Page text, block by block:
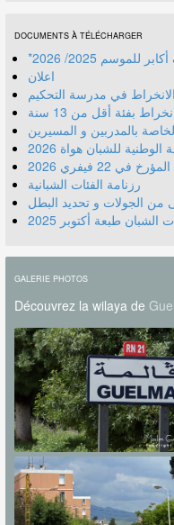
DOCUMENTS À TÉLÉCHARGER
2025/ 2026
اعلان
في مدرسة التحكيم
بفئة أقل من 13 سنة
بالمدربين و المسيرين
رزنامة الفئات الشبانية
من الجولات و تحديد البطل
طبعة أكتوبر 2025
GALERIE PHOTOS
Découvrez la wilaya de